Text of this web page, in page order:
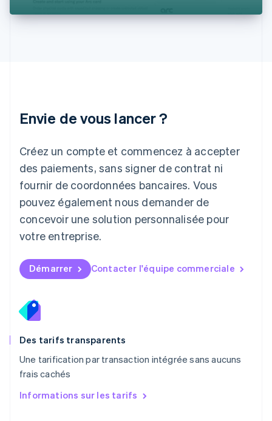
Envie de vous lancer ?
Créez un compte et commencez à accepter
des paiements, sans signer de contrat ni
fournir de coordonnées bancaires. Vous
pouvez également nous demander de
concevoir une solution personnalisée pour
votre entreprise.
Démarrer Contacter l'équipe commerciale
Des tarifs transparents
Une tarification par transaction intégrée sans aucuns
frais cachés
Informations sur les tarifs
English
Deutsch English
Luxembourg
FrançaisDeutsch English
Malaisie
English 简体中文
Malte
English
EspañolEnglish
English
Nouvelle-Zélande
Pays-Bas
Nederlands
English
PortuguêsEnglish
R.A.S. de Hong Kong, Chine
English